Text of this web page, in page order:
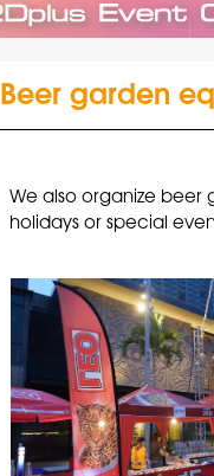
Beer garden
We also organize beer
holidays or special